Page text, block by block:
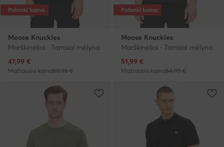
Palanki kaina
Moose Knuckles
Marškinėliai · Tamsiai mėlyna
Dabartinė kaina
47,99 €
Mažiausia kaina50,95 €
Palanki kaina
Moose Knuckles
Marškinėliai · Tamsiai mėlyna
Dabartinė kaina
51,99 €
Mažiausia kaina54,99 €